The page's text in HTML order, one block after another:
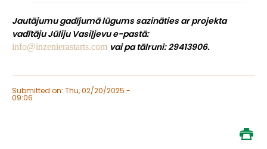
Jautājumu gadījumā lūgums sazināties ar projekta
vadītāju Jūliju Vasiļjevu e-pastā:
info@inzenierastarts.com vai pa tālruni: 29413906.
Submitted on: Thu, 02/20/2025 -
09:06